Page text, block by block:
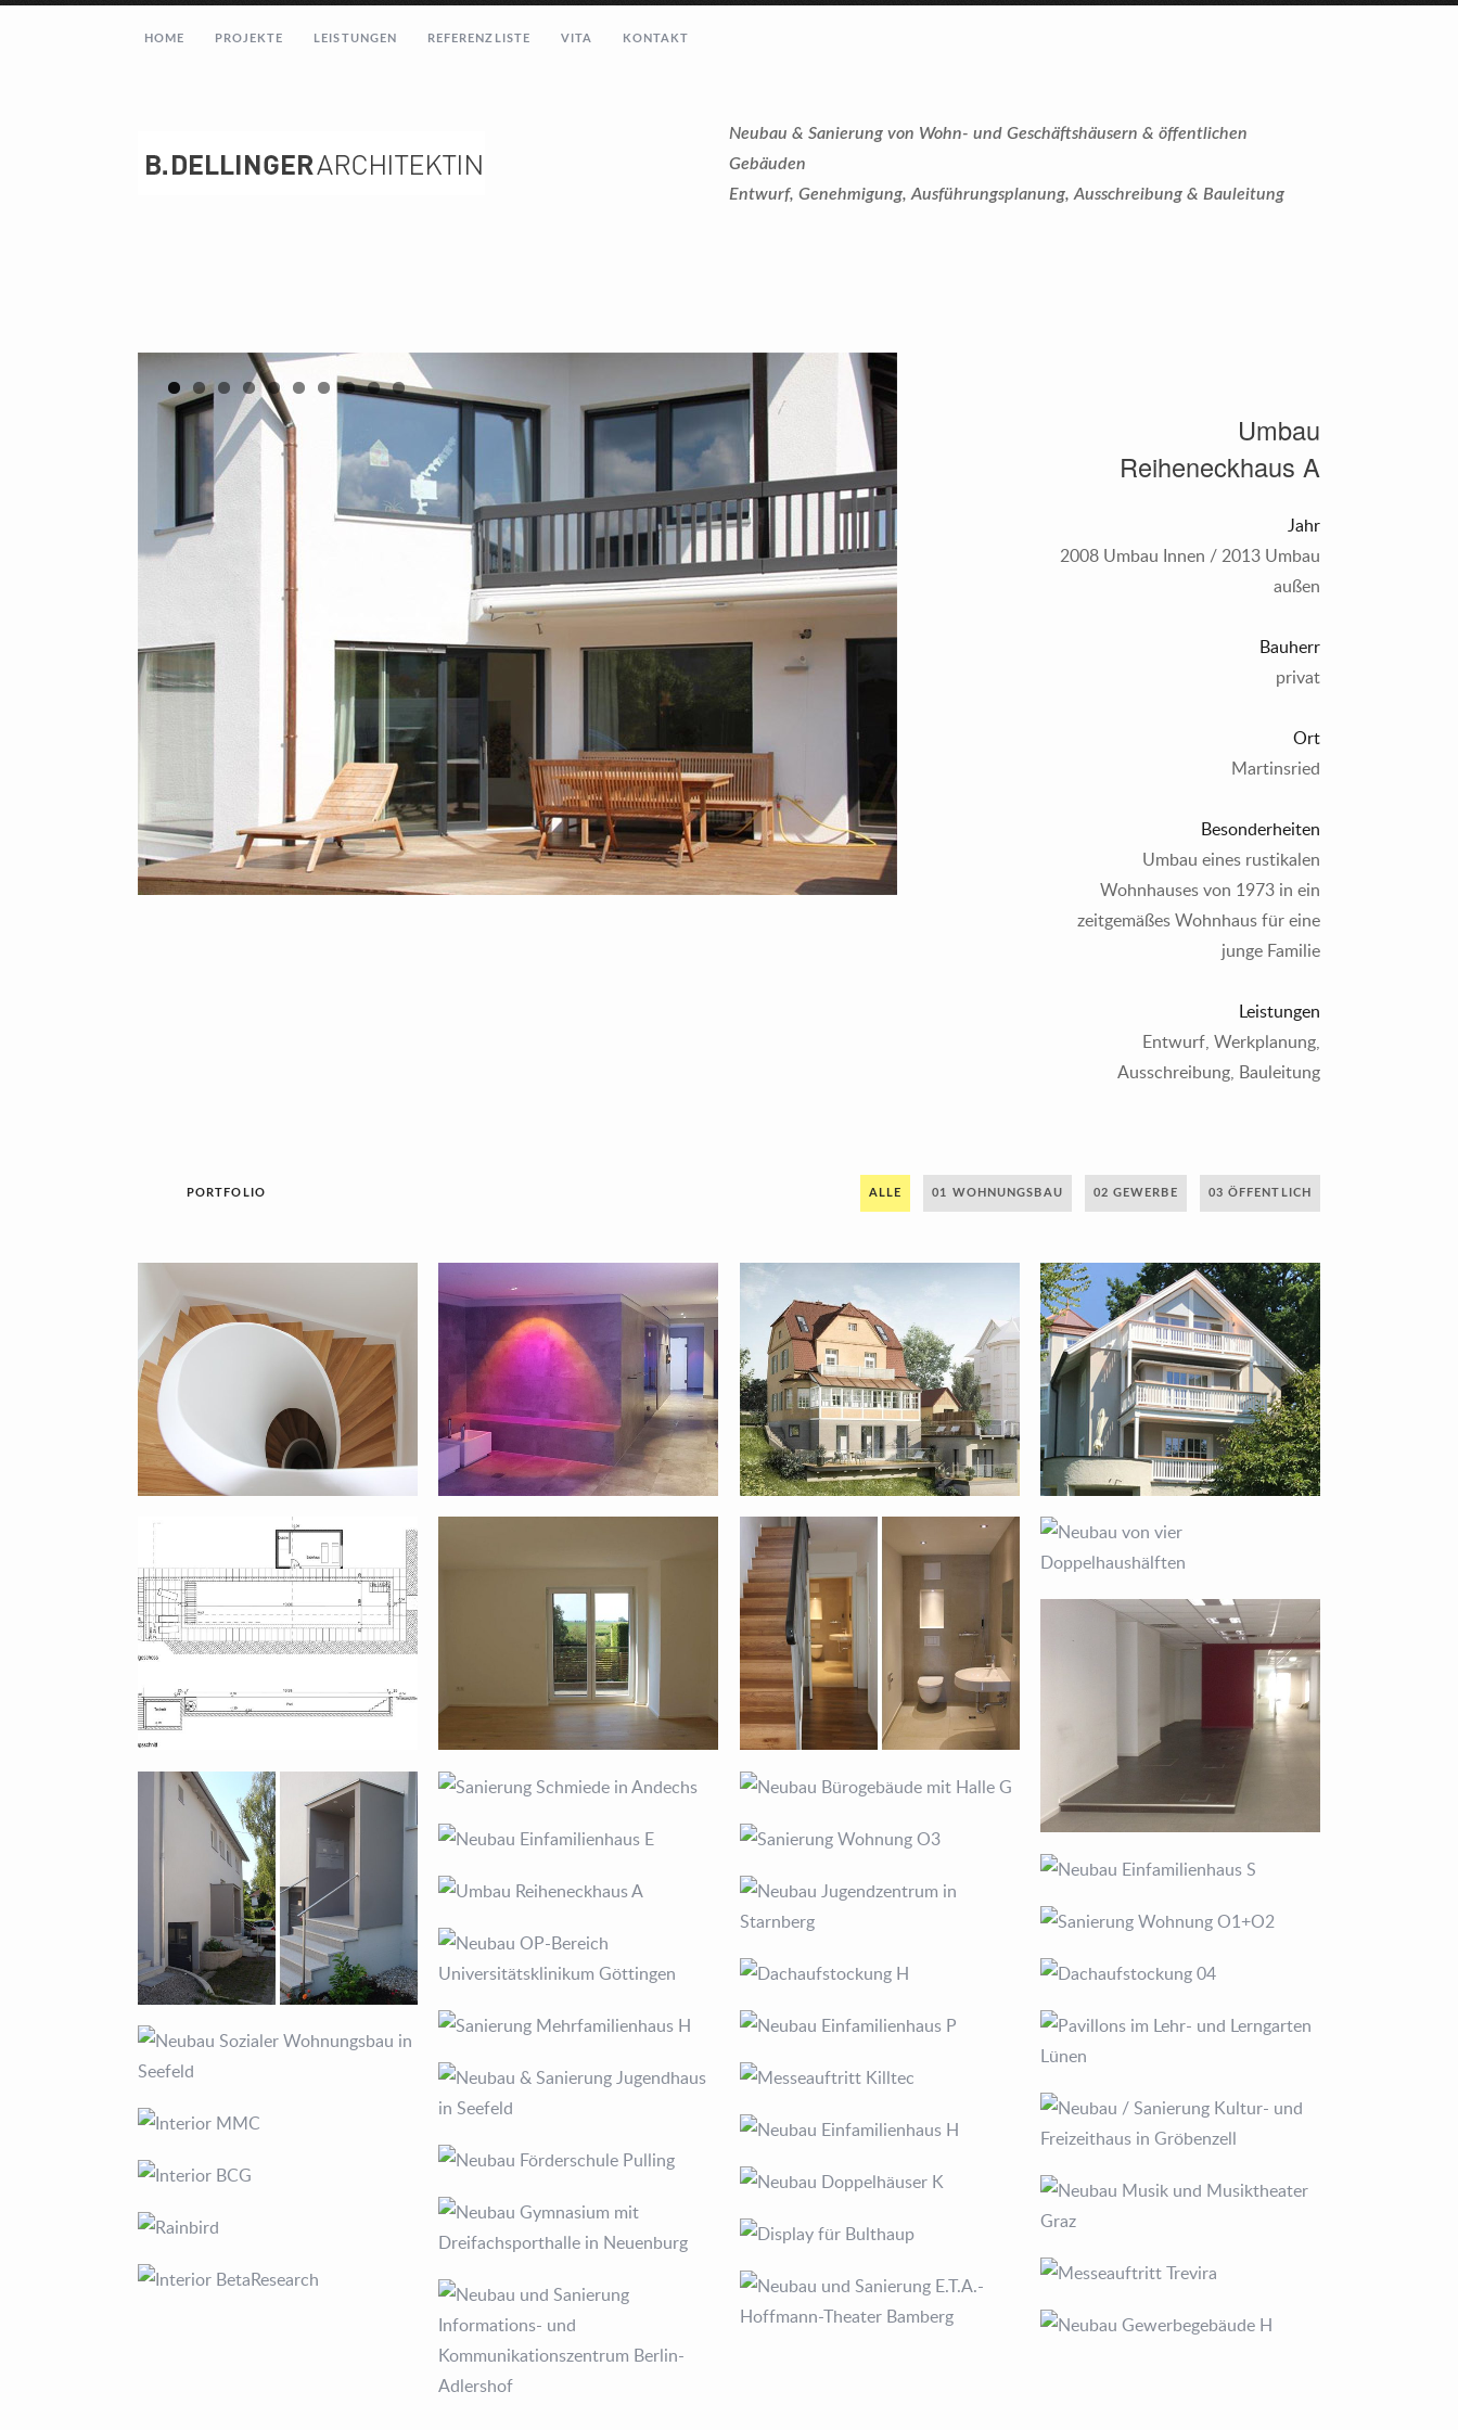
HOME PROJEKTE LEISTUNGEN REFERENZLISTE VITA KONTAKT
Neubau & Sanierung von Wohn- und Geschäftshäusern & öffentlichen
Gebäuden
Entwurf, Genehmigung, Ausführungsplanung, Ausschreibung & Bauleitung
1 2 4 5 7 8 9 10
Umbau
Reiheneckhaus A
Jahr
2008 Umbau Innen / 2013 Umbau
außen
Bauherr
privat
Ort
Martinsried
Besonderheiten
Umbau eines rustikalen
Wohnhauses von 1973 in ein
zeitgemäßes Wohnhaus für eine
junge Familie
Leistungen
Entwurf, Werkplanung,
Ausschreibung, Bauleitung
PORTFOLIO ALLE 01 WOHNUNGSBAU 02 GEWERBE 03 ÖFFENTLICH